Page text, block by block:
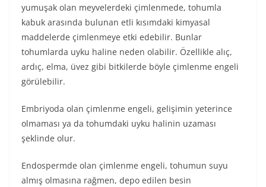
yumuşak olan meyvelerdeki çimlenmede, tohumla
kabuk arasında bulunan etli kısımdaki kimyasal
maddelerde çimlenmeye etki edebilir. Bunlar
tohumlarda uyku haline neden olabilir. Özellikle alıç,
ardıç, elma, üvez gibi bitkilerde böyle çimlenme engeli
görülebilir.
Embriyoda olan çimlenme engeli, gelişimin yeterince
olmaması ya da tohumdaki uyku halinin uzaması
şeklinde olur.
Endospermde olan çimlenme engeli, tohumun suyu
almış olmasına rağmen, depo edilen besin